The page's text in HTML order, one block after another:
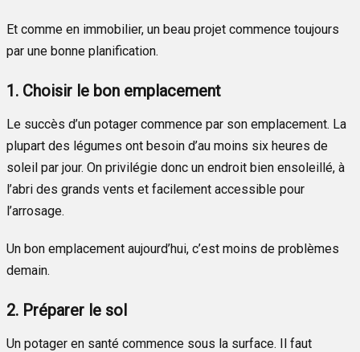
Et comme en immobilier, un beau projet commence toujours
par une bonne planification.
1. Choisir le bon emplacement
Le succès d’un potager commence par son emplacement. La
plupart des légumes ont besoin d’au moins six heures de
soleil par jour. On privilégie donc un endroit bien ensoleillé, à
l’abri des grands vents et facilement accessible pour
l’arrosage.
Un bon emplacement aujourd’hui, c’est moins de problèmes
demain.
2. Préparer le sol
Un potager en santé commence sous la surface. Il faut